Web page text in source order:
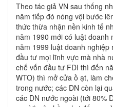
Theo tác giả VN sau thống
năm tiếp đó nóng vội bước
thức thừa nhận nền kinh tế
năm 1990 mới có luật doanh
năm 1999 luật doanh nghiệp
đầu tư mọi lĩnh vực mà nhà
chế vốn đầu tư FDI thì đến
WTO) thì mở cửa ồ ạt, làm
trong nước; các DN còn lại
các DN nước ngoài (tới 80%